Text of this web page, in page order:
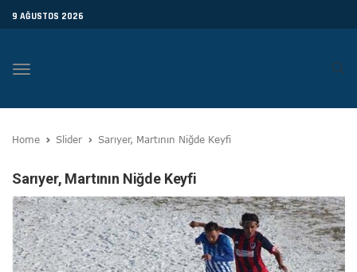
9 AĞUSTOS 2026
Toggle
Home Slider Sarıyer, Martının Niğde Keyfi
Sarıyer, Martının Niğde Keyfi